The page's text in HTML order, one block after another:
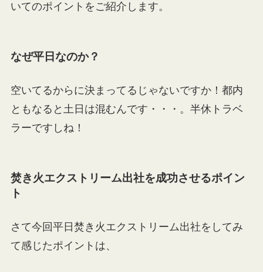
いてのポイントをご紹介します。
なぜ平日なのか？
空いてるからに決まってるじゃないですか！都内
ともなると土日は混むんです・・・。半休トラベ
ラーですしね！
焚き火エクストリーム出社を成功させるポイン
ト
さて今回平日焚き火エクストリーム出社をしてみ
て感じたポイントは、